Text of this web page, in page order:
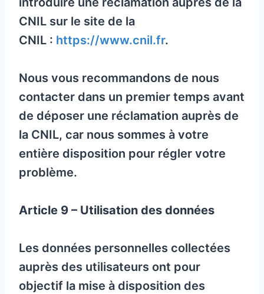
CNIL sur le site de la
CNIL : https://www.cnil.fr.
Nous vous recommandons de nous
contacter dans un premier temps avant
de déposer une réclamation auprès de
la CNIL, car nous sommes à votre
entière disposition pour régler votre
problème.
Article 9 – Utilisation des données
Les données personnelles collectées
auprès des utilisateurs ont pour
objectif la mise à disposition des